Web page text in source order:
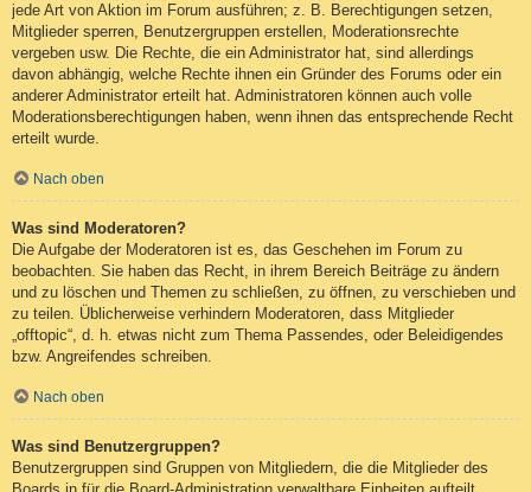
jede Art von Aktion im Forum ausführen; z. B. Berechtigungen setzen,
Mitglieder sperren, Benutzergruppen erstellen, Moderationsrechte
vergeben usw. Die Rechte, die ein Administrator hat, sind allerdings
davon abhängig, welche Rechte ihnen ein Gründer des Forums oder ein
anderer Administrator erteilt hat. Administratoren können auch volle
Moderationsberechtigungen haben, wenn ihnen das entsprechende Recht
erteilt wurde.
Nach oben
Was sind Moderatoren?
Die Aufgabe der Moderatoren ist es, das Geschehen im Forum zu
beobachten. Sie haben das Recht, in ihrem Bereich Beiträge zu ändern
und zu löschen und Themen zu schließen, zu öffnen, zu verschieben und
zu teilen. Üblicherweise verhindern Moderatoren, dass Mitglieder
„offtopic“, d. h. etwas nicht zum Thema Passendes, oder Beleidigendes
bzw. Angreifendes schreiben.
Nach oben
Was sind Benutzergruppen?
Benutzergruppen sind Gruppen von Mitgliedern, die die Mitglieder des